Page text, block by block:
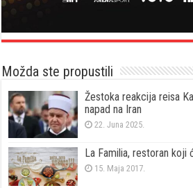
Možda ste propustili
Žestoka reakcija reisa
napad na Iran
22. Juna 2025.
La Familia, restoran koji
15. Maja 2017.